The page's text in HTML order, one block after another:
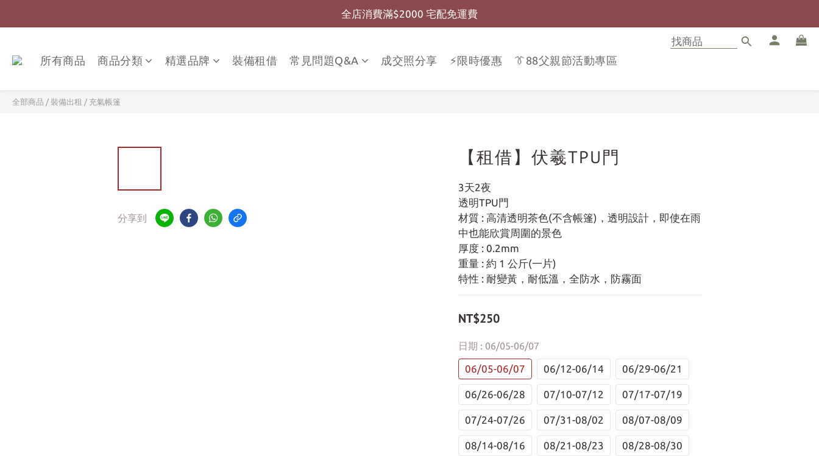
全店消費滿$999 超商免運費
全店消費滿$2000 宅配免運費
所有商品 商品分類 精選品牌 裝備租借 常見問題Q&A 成交照分享 ⚡限時優惠 👔88父親節活動專區
全部商品 / 裝備出租 / 充氣帳篷
分享到
【租借】伏羲TPU門
3天2夜
透明TPU門
材質 : 高清透明茶色(不含帳篷)，透明設計，即使在雨
中也能欣賞周圍的景色
厚度 : 0.2mm
重量 : 約 1 公斤(一片)
特性 : 耐變黃，耐低溫，全防水，防霧面
NT$250
日期 : 06/05-06/07
06/05-06/07 06/12-06/14 06/29-06/21
06/26-06/28 07/10-07/12 07/17-07/19
07/24-07/26 07/31-08/02 08/07-08/09
08/14-08/16 08/21-08/23 08/28-08/30